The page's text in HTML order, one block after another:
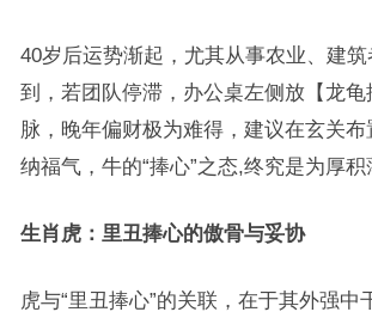
40岁后运势渐起，尤其从事农业、建
到，若团队停滞，办公桌左侧放【龙龟
脉，晚年偏财极为难得，建议在玄关
纳福气，牛的“捧心”之态,终究是为厚积
生肖虎：里丑捧心的傲骨与妥协
虎与“里丑捧心”的关联，在于其外强中